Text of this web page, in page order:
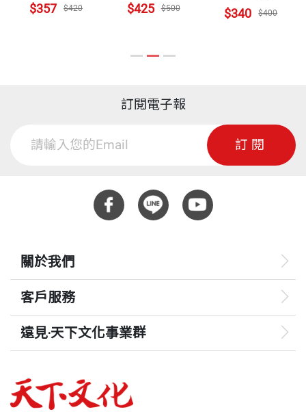
$357 $420 $425 $500 $340 $400
訂閱電子報
訂閱
關於我們
客戶服務
遠見‧天下文化事業群
哈佛商業評論